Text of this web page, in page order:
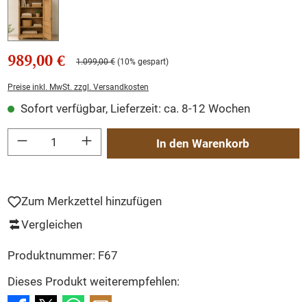
989,00 € 1.099,00 € (10% gespart)
Preise inkl. MwSt. zzgl. Versandkosten
Sofort verfügbar, Lieferzeit: ca. 8-12 Wochen
Produkt Anzahl: Gib den gewünschten Wert ein oder benutze die Schaltflächen
In den Warenkorb
Zum Merkzettel hinzufügen
Vergleichen
Produktnummer: F67
Dieses Produkt weiterempfehlen: